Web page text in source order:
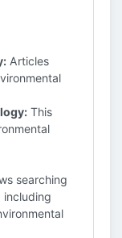
Articles
This
searching
including